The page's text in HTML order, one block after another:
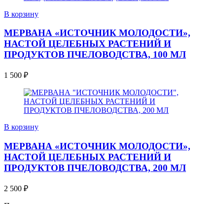
В корзину
МЕРВАНА «ИСТОЧНИК МОЛОДОСТИ»,
НАСТОЙ ЦЕЛЕБНЫХ РАСТЕНИЙ И
ПРОДУКТОВ ПЧЕЛОВОДСТВА, 100 МЛ
1 500 ₽
В корзину
МЕРВАНА «ИСТОЧНИК МОЛОДОСТИ»,
НАСТОЙ ЦЕЛЕБНЫХ РАСТЕНИЙ И
ПРОДУКТОВ ПЧЕЛОВОДСТВА, 200 МЛ
2 500 ₽